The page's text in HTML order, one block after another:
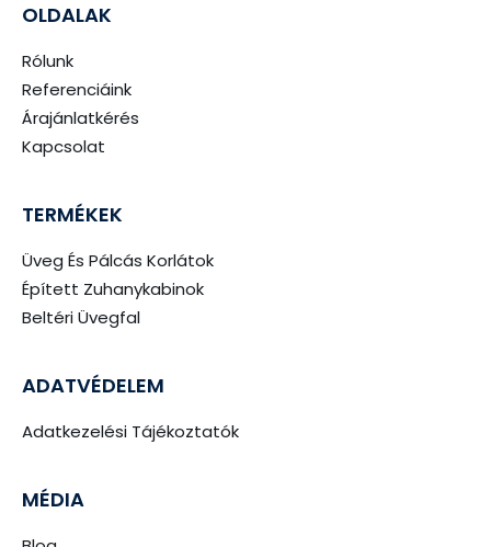
OLDALAK
Rólunk
Referenciáink
Árajánlatkérés
Kapcsolat
TERMÉKEK
Üveg És Pálcás Korlátok
Épített Zuhanykabinok
Beltéri Üvegfal
ADATVÉDELEM
Adatkezelési Tájékoztatók
MÉDIA